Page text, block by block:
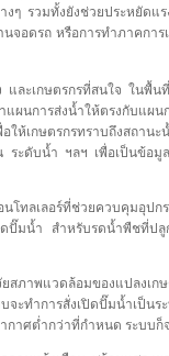
รวมทั้งยังช่วยประหยัดแ
จอดรถ หรือการทำภาคกา
เกษตรกรที่สนใจ ในพื้น
นการส่งน้ำให้ตรงกับแผน
เกษตรกรทราบถึงสถานะ
ดับน้ำ ฯลฯ เพื่อเป็นข้อมู
นโทลเลอร์ที่ช่วยควบคุมอุป
มน้ำ สำหรับรดน้ำพืชที่ปลู
ยสภาพแวดล้อมของแปลง
ทำการสั่งเปิดปั๊มน้ำเป็น
าศต่ำกว่าที่กำหนด ระบบก็